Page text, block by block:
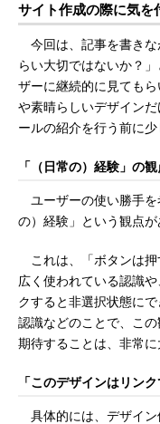
サイト作成の際に気を
今回は、記事を書きな
らい大切ではないか？
ザーに継続的に見ても
や素晴らしいデザイン
ールの紹介を行う前に
「（日常の）経験」の
ユーザーの使い勝手を
の）経験」という観点が
これは、「ボタンは押
広く使われている認識
クすると非選択状態に
認識などのことで、こ
期待することは、非常に
「このデザインはリン
具体的には、デザイン